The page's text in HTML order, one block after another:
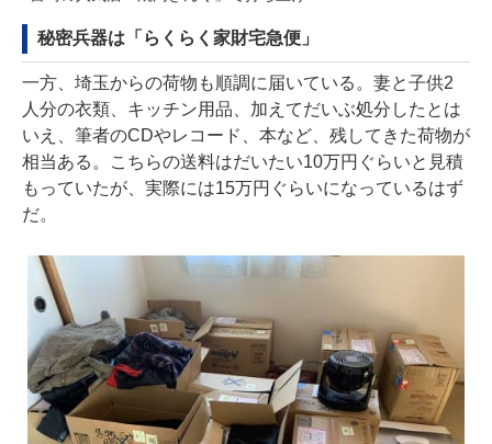
秘密兵器は「らくらく家財宅急便」
一方、埼玉からの荷物も順調に届いている。妻と子供2
人分の衣類、キッチン用品、加えてだいぶ処分したとは
いえ、筆者のCDやレコード、本など、残してきた荷物が
相当ある。こちらの送料はだいたい10万円ぐらいと見積
もっていたが、実際には15万円ぐらいになっているはず
だ。